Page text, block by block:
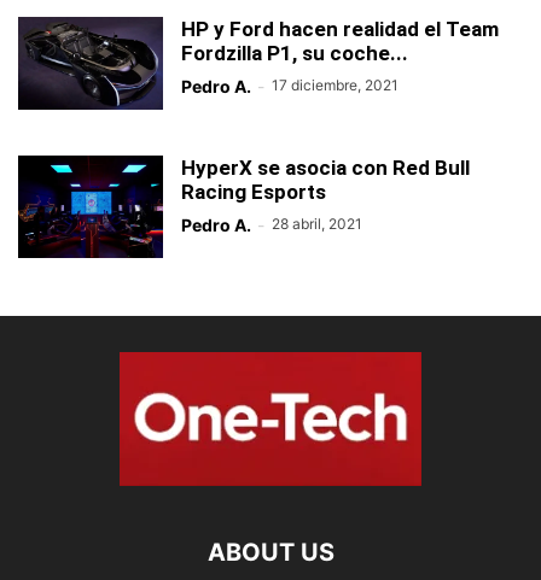
HP y Ford hacen realidad el Team
Fordzilla P1, su coche...
Pedro A. - 17 diciembre, 2021
HyperX se asocia con Red Bull
Racing Esports
Pedro A. - 28 abril, 2021
ABOUT US